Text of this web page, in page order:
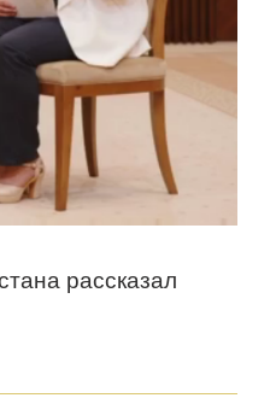
рассказал